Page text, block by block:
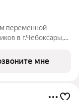
переменной
в г.Чебоксары,
с
мне